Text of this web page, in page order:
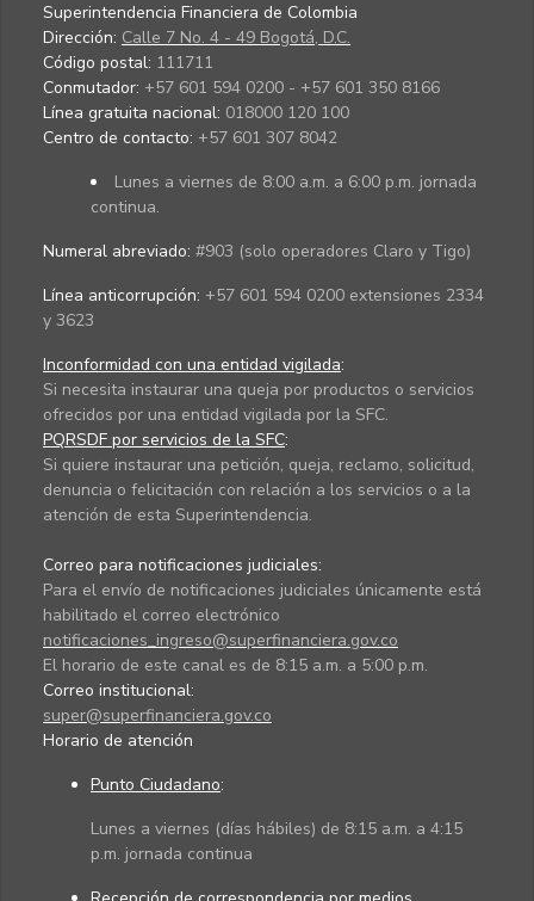
Superintendencia Financiera de Colombia
Dirección: Calle 7 No. 4 - 49 Bogotá, D.C.
Código postal: 111711
Conmutador: +57 601 594 0200 - +57 601 350 8166
Línea gratuita nacional: 018000 120 100
Centro de contacto: +57 601 307 8042
Lunes a viernes de 8:00 a.m. a 6:00 p.m. jornada
continua.
Numeral abreviado: #903 (solo operadores Claro y Tigo)
Línea anticorrupción: +57 601 594 0200 extensiones 2334
y 3623
Inconformidad con una entidad vigilada:
Si necesita instaurar una queja por productos o servicios
ofrecidos por una entidad vigilada por la SFC.
PQRSDF por servicios de la SFC:
Si quiere instaurar una petición, queja, reclamo, solicitud,
denuncia o felicitación con relación a los servicios o a la
atención de esta Superintendencia.
Correo para notificaciones judiciales:
Para el envío de notificaciones judiciales únicamente está
habilitado el correo electrónico
notificaciones_ingreso@superfinanciera.gov.co
El horario de este canal es de 8:15 a.m. a 5:00 p.m.
Correo institucional:
super@superfinanciera.gov.co
Horario de atención
Punto Ciudadano:
Lunes a viernes (días hábiles) de 8:15 a.m. a 4:15
p.m. jornada continua